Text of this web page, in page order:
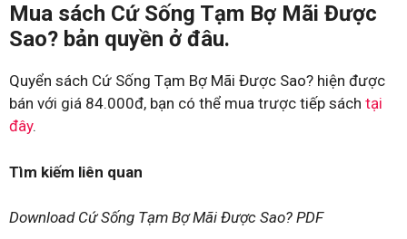
Mua sách Cứ Sống Tạm Bợ Mãi Được
Sao? bản quyền ở đâu.
Quyển sách Cứ Sống Tạm Bợ Mãi Được Sao? hiện được
bán với giá 84.000đ, bạn có thể mua trược tiếp sách tại
đây.
Tìm kiếm liên quan
Download Cứ Sống Tạm Bợ Mãi Được Sao? PDF